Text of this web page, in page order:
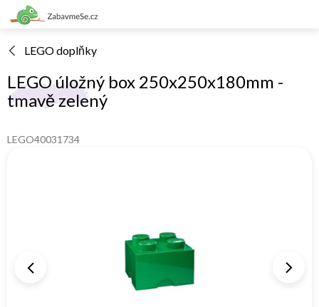
Přejít
na
LEGO doplňky
LEGO úložný box 250x250x180mm -
tmavě zelený
LEGO40031734